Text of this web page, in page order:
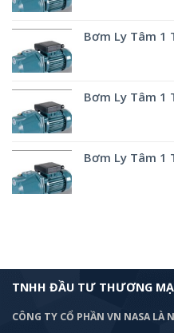
Bơm Ly Tâm 1
Bơm Ly Tâm 1
Bơm Ly Tâm 1
TNHH ĐẦU TƯ THƯƠNG
CÔNG TY CỔ PHẦN VN NASA LÀ